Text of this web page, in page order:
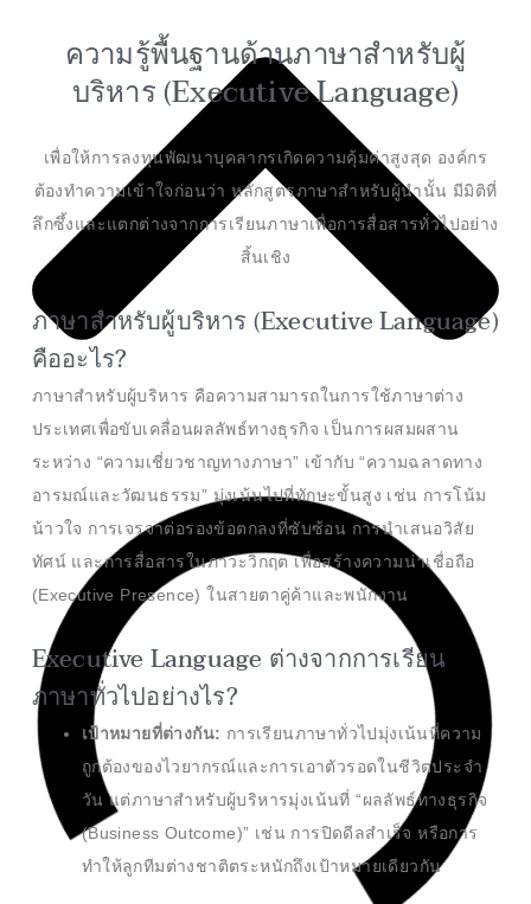
ความรู้พื้นฐานด้านภาษาสำหรับผู้
บริหาร (Executive Language)
เพื่อให้การลงทุนพัฒนาบุคลากรเกิดความคุ้มค่าสูงสุด องค์กร
ต้องทำความเข้าใจก่อนว่า หลักสูตรภาษาสำหรับผู้นำนั้น มีมิติที่
ลึกซึ้งและแตกต่างจากการเรียนภาษาเพื่อการสื่อสารทั่วไปอย่าง
สิ้นเชิง
ภาษาสำหรับผู้บริหาร (Executive Language)
คืออะไร?
ภาษาสำหรับผู้บริหาร คือความสามารถในการใช้ภาษาต่าง
ประเทศเพื่อขับเคลื่อนผลลัพธ์ทางธุรกิจ เป็นการผสมผสาน
ระหว่าง “ความเชี่ยวชาญทางภาษา” เข้ากับ “ความฉลาดทาง
อารมณ์และวัฒนธรรม” มุ่งเน้นไปที่ทักษะขั้นสูง เช่น การโน้ม
น้าวใจ การเจรจาต่อรองข้อตกลงที่ซับซ้อน การนำเสนอวิสัย
ทัศน์ และการสื่อสารในภาวะวิกฤต เพื่อสร้างความน่าเชื่อถือ
(Executive Presence) ในสายตาคู่ค้าและพนักงาน
Executive Language ต่างจากการเรียน
ภาษาทั่วไปอย่างไร?
เป้าหมายที่ต่างกัน: การเรียนภาษาทั่วไปมุ่งเน้นที่ความ
ถูกต้องของไวยากรณ์และการเอาตัวรอดในชีวิตประจำ
วัน แต่ภาษาสำหรับผู้บริหารมุ่งเน้นที่ “ผลลัพธ์ทางธุรกิจ
(Business Outcome)” เช่น การปิดดีลสำเร็จ หรือการ
ทำให้ลูกทีมต่างชาติตระหนักถึงเป้าหมายเดียวกัน